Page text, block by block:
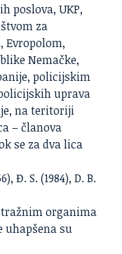
poslova, UKP,
za
Evropolom,
Nemačke,
policijskim
uprava
na teritoriji
– članova
se za dva lica
Đ. S. (1984), D. B.
organima
uhapšena su